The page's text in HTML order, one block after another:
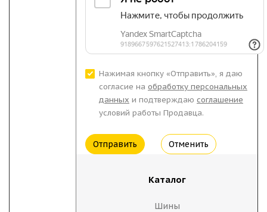
Нажимая кнопку «Отправить», я даю
согласие на обработку персональных
данных и подтверждаю соглашение
условий работы Продавца.
Отменить
Каталог
Шины